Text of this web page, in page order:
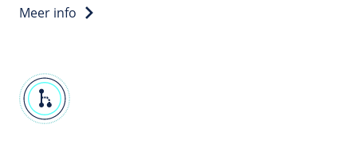
Meer info